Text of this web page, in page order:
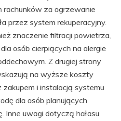
rachunków za ogrzewanie
przez system rekuperacyjny.
znaczenie filtracji powietrza,
osób cierpiących na alergie
Z drugiej strony
na wyższe koszty
i instalacją systemu
dla osób planujących
Inne uwagi dotyczą hałasu